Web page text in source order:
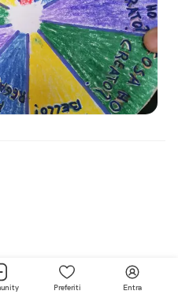
Preferiti Entra